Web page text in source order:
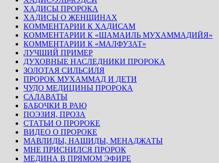
ХАДИСЫ ПРОРОКА
ХАДИСЫ О ЖЕНЩИНАХ
КОММЕНТАРИИ К ХАДИСАМ
КОММЕНТАРИИ К «ШАМАИЛЬ МУХАММАДИЙЯ»
КОММЕНТАРИИ К «МАЛФУЗАТ»
ЛУЧШИЙ ПРИМЕР
ДУХОВНЫЕ НАСЛЕДНИКИ ПРОРОКА
ЗОЛОТАЯ СИЛЬСИЛЯ
ПРОРОК МУХАММАД И ДЕТИ
ЧУДО МЕДИЦИНЫ ПРОРОКА
САЛАВАТЫ
БАБОЧКИ В РАЮ
ПОЭЗИЯ, ПРОЗА
СТАТЬИ О ПРОРОКЕ
ВИДЕО О ПРОРОКЕ
МАВЛИДЫ, НАШИДЫ, МЕНАДЖАТЫ
МНЕ ПРИСНИЛСЯ ПРОРОК
МЕДИНА В ПРЯМОМ ЭФИРЕ